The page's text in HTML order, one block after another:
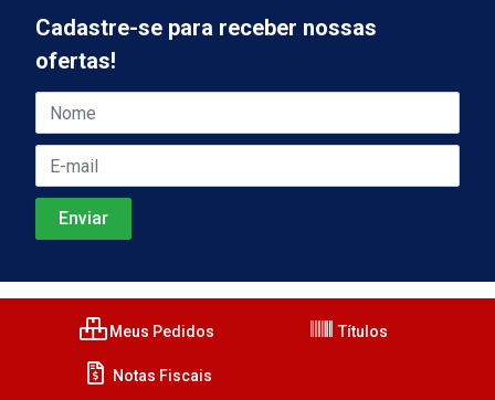
Cadastre-se para receber nossas
ofertas!
Meus Pedidos Títulos
Notas Fiscais